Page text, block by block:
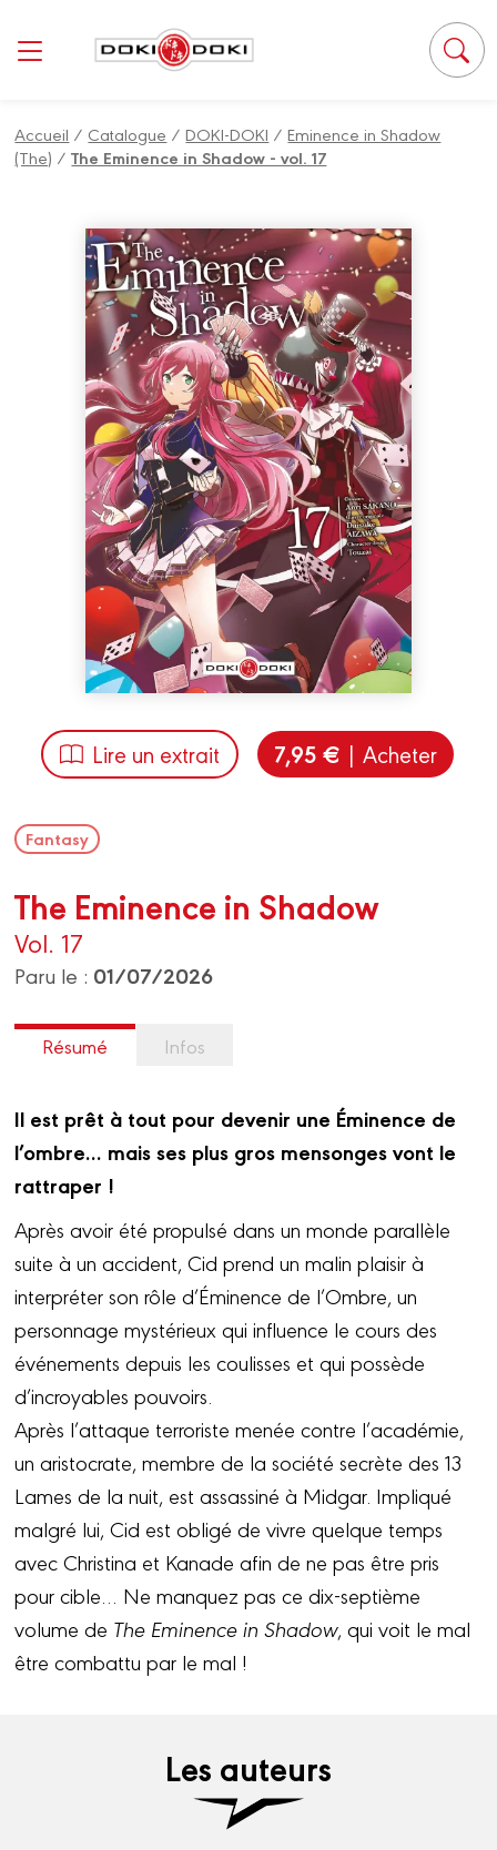
Accueil / Catalogue /DOKI-DOKI /Eminence in Shadow
(The) /The Eminence in Shadow - vol. 17
Lire un extrait 7,95 € | Acheter
Fantasy
The Eminence in Shadow
Vol. 17
Paru le : 01/07/2026
Résumé Infos
Il est prêt à tout pour devenir une Éminence de
l’ombre… mais ses plus gros mensonges vont le
rattraper !
Après avoir été propulsé dans un monde parallèle
suite à un accident, Cid prend un malin plaisir à
interpréter son rôle d’Éminence de l’Ombre, un
personnage mystérieux qui influence le cours des
événements depuis les coulisses et qui possède
d’incroyables pouvoirs.
Après l’attaque terroriste menée contre l’académie,
un aristocrate, membre de la société secrète des 13
Lames de la nuit, est assassiné à Midgar. Impliqué
malgré lui, Cid est obligé de vivre quelque temps
avec Christina et Kanade afin de ne pas être pris
pour cible… Ne manquez pas ce dix-septième
volume de The Eminence in Shadow, qui voit le mal
être combattu par le mal !
Les auteurs